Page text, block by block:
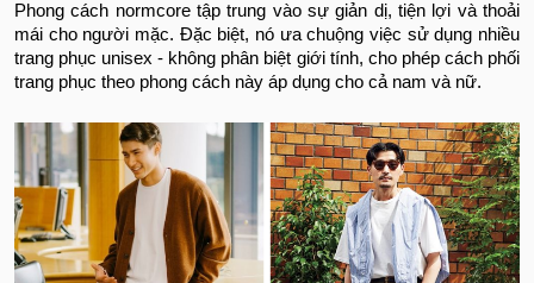
Phong cách normcore tập trung vào sự giản dị, tiện lợi và thoải
mái cho người mặc. Đặc biệt, nó ưa chuộng việc sử dụng nhiều
trang phục unisex - không phân biệt giới tính, cho phép cách phối
trang phục theo phong cách này áp dụng cho cả nam và nữ.